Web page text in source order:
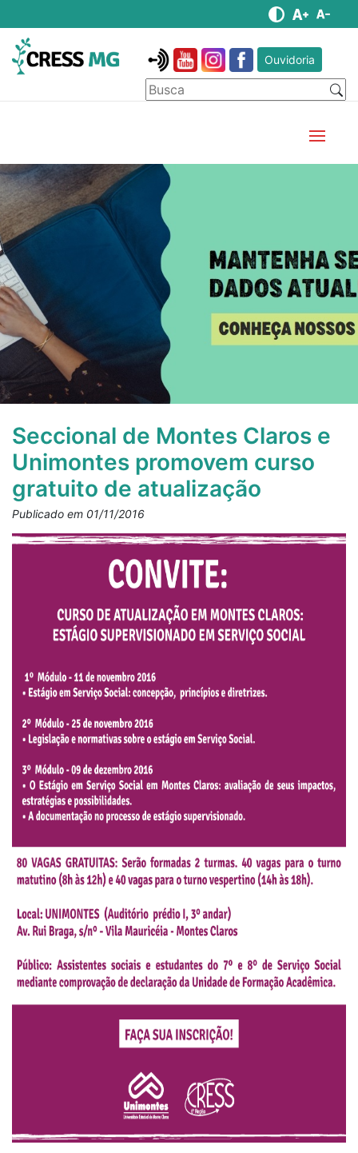
Ouvidoria
Seccional de Montes Claros e
Unimontes promovem curso
gratuito de atualização
Publicado em 01/11/2016